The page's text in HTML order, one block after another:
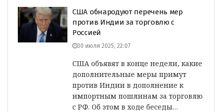
США обнародуют перечень мер
против Индии за торговлю с
Россией
30 июля 2025, 22:07
США объявят в конце недели, какие
дополнительные меры примут
против Индии в дополнение к
импортным пошлинам за торговлю
с РФ. Об этом в ходе беседы…